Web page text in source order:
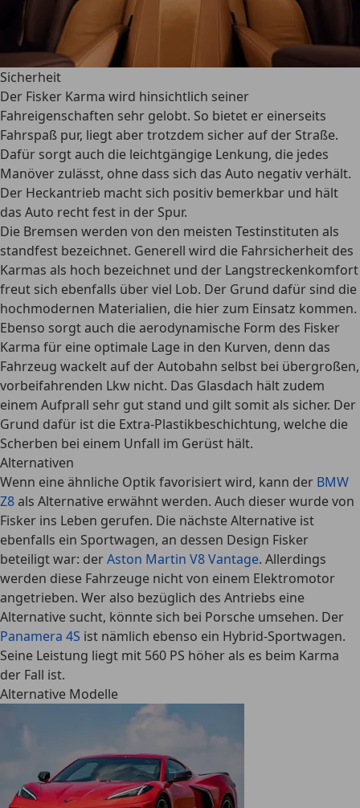
Sicherheit
Der Fisker Karma wird hinsichtlich seiner
Fahreigenschaften sehr gelobt. So bietet er einerseits
Fahrspaß pur, liegt aber trotzdem sicher auf der Straße.
Dafür sorgt auch die leichtgängige Lenkung, die jedes
Manöver zulässt, ohne dass sich das Auto negativ verhält.
Der Heckantrieb macht sich positiv bemerkbar und hält
das Auto recht fest in der Spur.
Die Bremsen werden von den meisten Testinstituten als
standfest bezeichnet. Generell wird die Fahrsicherheit des
Karmas als hoch bezeichnet und der Langstreckenkomfort
freut sich ebenfalls über viel Lob. Der Grund dafür sind die
hochmodernen Materialien, die hier zum Einsatz kommen.
Ebenso sorgt auch dieaerodynamische Form des Fisker
Karma für eine optimale Lage in den Kurven, denn das
Fahrzeug wackelt auf der Autobahn selbst bei übergroßen,
vorbeifahrenden Lkw nicht. Das Glasdach hält zudem
einem Aufprall sehr gut stand und gilt somit als sicher. Der
Grund dafür ist die Extra-Plastikbeschichtung, welche die
Scherben bei einem Unfall im Gerüst hält.
Alternativen
Wenn eine ähnliche Optik favorisiert wird, kann der BMW
Z8als Alternative erwähnt werden. Auch dieser wurde von
Fisker ins Leben gerufen. Die nächste Alternative ist
ebenfalls ein Sportwagen, an dessen Design Fisker
beteiligt war: derAston Martin V8 Vantage. Allerdings
werden diese Fahrzeuge nicht von einem Elektromotor
angetrieben. Wer also bezüglich des Antriebs eine
Alternative sucht, könnte sich bei Porsche umsehen. Der
Panamera 4S ist nämlich ebenso ein Hybrid-Sportwagen.
Seine Leistung liegt mit 560 PS höher als es beim Karma
der Fall ist.
Alternative Modelle